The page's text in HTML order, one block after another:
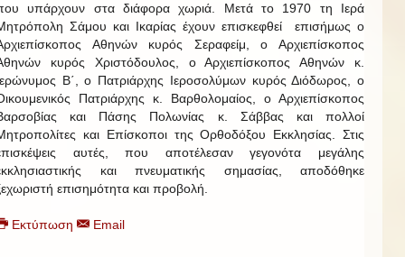
υπάρχουν στα διάφορα χωριά. Μετά το 1970 τη Ιερά
Σάμου και Ικαρίας έχουν επισκεφθεί επισήμως ο
Αθηνών κυρός Σεραφείμ, ο Αρχιεπίσκοπος
κυρός Χριστόδουλος, ο Αρχιεπίσκοπος Αθηνών κ.
Β΄, ο Πατριάρχης Ιεροσολύμων κυρός Διόδωρος, ο
Πατριάρχης κ. Βαρθολομαίος, ο Αρχιεπίσκοπος
και Πάσης Πολωνίας κ. Σάββας και πολλοί
και Επίσκοποι της Ορθοδόξου Εκκλησίας. Στις
αυτές, που αποτέλεσαν γεγονότα μεγάλης
και πνευματικής σημασίας, αποδόθηκε
επισημότητα και προβολή.
Εκτύπωση Email